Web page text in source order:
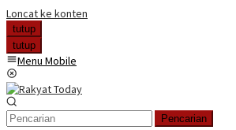
Loncat ke konten
tutup
tutup
Menu Mobile
Pencarian